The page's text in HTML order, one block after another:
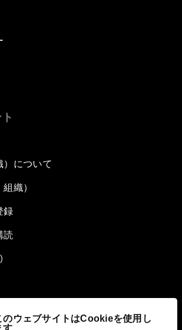
のウェブサイトはCookieを使用し
す
）について
織）
録
読
の取り組み